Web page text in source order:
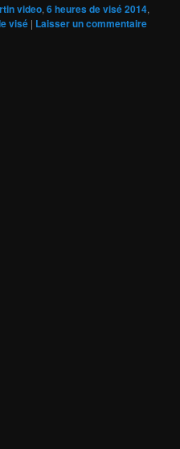
video, 6 heures de visé 2014,
visé | Laisser un commentaire